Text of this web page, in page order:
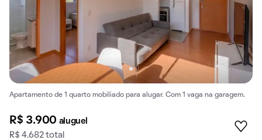
Apartamento de 1 quarto mobiliado para alugar. Com 1 vaga na garagem.
R$ 3.900 aluguel
R$ 4.682 total